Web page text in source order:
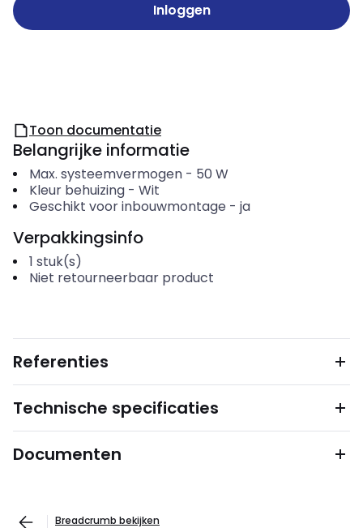
Inloggen
Toon documentatie
Belangrijke informatie
Max. systeemvermogen- 50 W
Kleur behuizing- Wit
Geschikt voor inbouwmontage - ja
Verpakkingsinfo
1 stuk(s)
Niet retourneerbaar product
Referenties
Technische specificaties
Documenten
Breadcrumb bekijken